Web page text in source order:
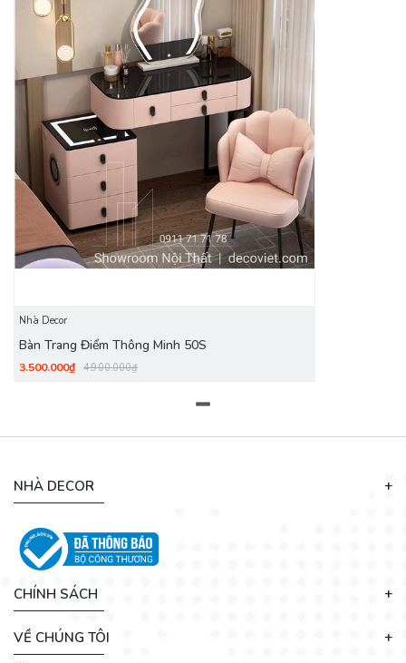
Bàn trang điểm với nhiều mẫu mã, đa dạng về kiểu dáng,
phong phú về chất liệu. Các mẫubàn trang điểm
DecoViet không ngừng được cập nhật với nhiều phong cách
cho khách hàng nhiều sự lựa chọn. Với mong muốn đem lại
cho khách hàng những sản phẩm chất lượng với giá tốt nhất,
các chương trình khuyến mãi của DecoViet luôn mang đến
Nhà Decor
Bàn Trang Điểm Thông Minh 50S
3.500.000₫ 4.900.000₫
NHÀ DECOR
CHÍNH SÁCH
VỀ CHÚNG TÔI